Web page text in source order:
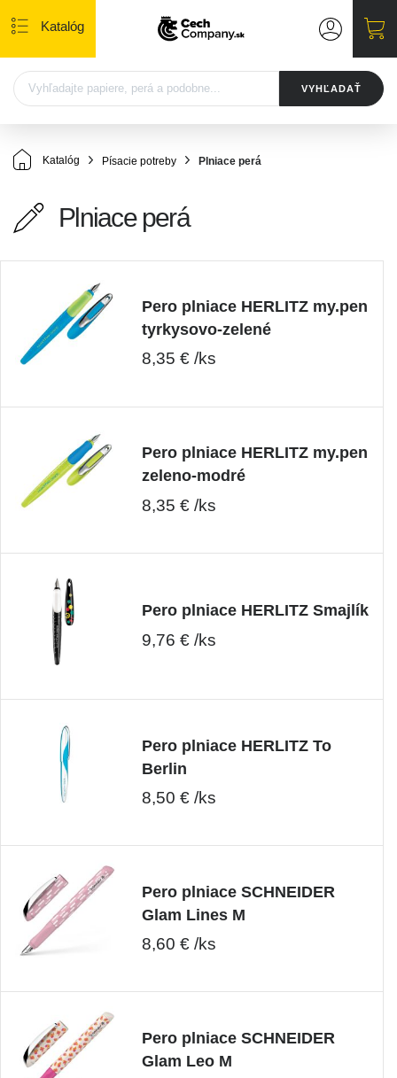
Katalóg
VYHĽADAŤ
Katalóg Písacie potreby Plniace perá
Plniace perá
Pero plniace HERLITZ my.pen
tyrkysovo-zelené
8,35 € /ks
Pero plniace HERLITZ my.pen
zeleno-modré
8,35 € /ks
Pero plniace HERLITZ Smajlík
9,76 € /ks
Pero plniace HERLITZ To
Berlin
8,50 € /ks
Pero plniace SCHNEIDER
Glam Lines M
8,60 € /ks
Pero plniace SCHNEIDER
Glam Leo M